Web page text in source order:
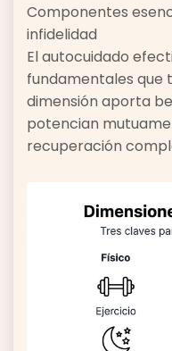
Componentes
infidelidad
El autocuidado
fundamentales que
dimensión aporta
potencian
recuperación